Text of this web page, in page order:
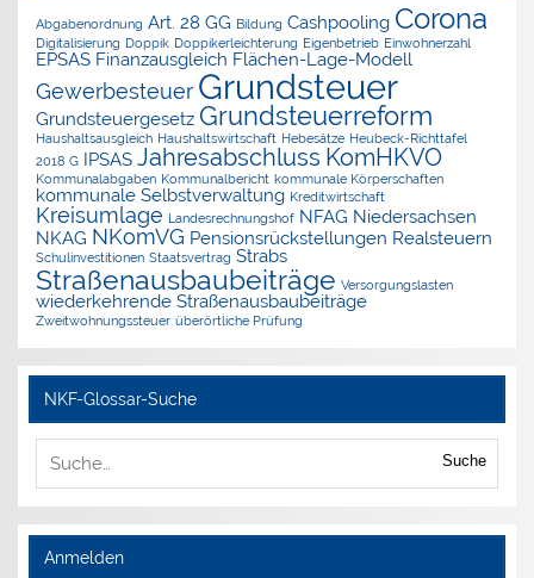
Abgabenordnung Art. 28 GG Bildung Cashpooling Corona
Digitalisierung Doppik Doppikerleichterung Eigenbetrieb Einwohnerzahl
EPSAS Finanzausgleich Flächen-Lage-Modell
Gewerbesteuer Grundsteuer
Grundsteuergesetz Grundsteuerreform
Haushaltsausgleich Haushaltswirtschaft Hebesätze Heubeck-Richttafel
2018 G
IPSAS Jahresabschluss KomHKVO
Kommunalabgaben Kommunalbericht kommunale Körperschaften
kommunale Selbstverwaltung Kreditwirtschaft
Kreisumlage Landesrechnungshof NFAG Niedersachsen
NKAG NKomVG Pensionsrückstellungen Realsteuern
Schulinvestitionen Staatsvertrag Strabs
Straßenausbaubeiträge Versorgungslasten
wiederkehrende Straßenausbaubeiträge
Zweitwohnungssteuer überörtliche Prüfung
NKF-Glossar-Suche
Suche
Anmelden